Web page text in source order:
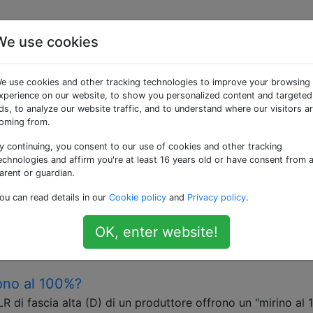
«slr»
che utilizza un sistema a specchio per riflettere la
ancora prevalenti tra le fotocamere digitali
acquisivano immagini utilizzando la pellicola
il design della reflex era una grande innovazione.
esattamente la luce che verrebbe trasmessa al film.
fotografia accurata, è …
al 100%?
di fascia alta (D) di un produttore offrono un "mirino al
use cookies
use cookies and other tracking technologies to improve your browsing
on our website, to show you personalized content and targeted
to analyze our website traffic, and to understand where our visitors
from.
continuing, you consent to our use of cookies and other tracking
and affirm you're at least 16 years old or have consent from a
or guardian.
can read details in our Cookie policy and Privacy policy.
OK, enter website!